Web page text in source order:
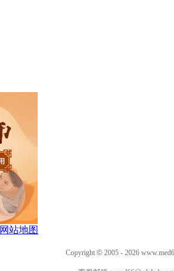
网站地图
Copyright © 2005 - 2026